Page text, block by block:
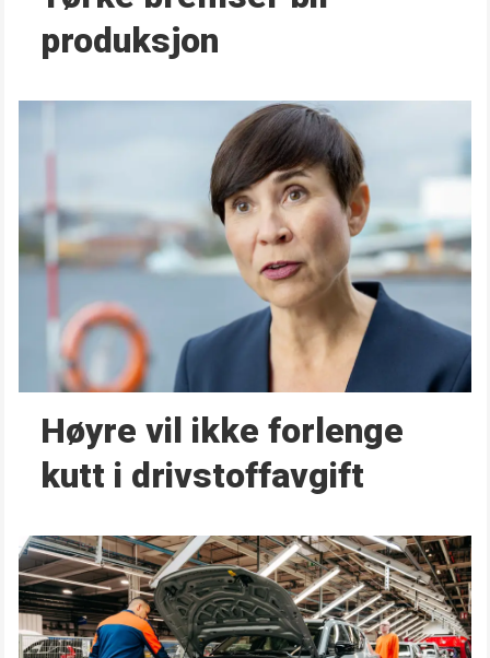
produksjon
Høyre vil ikke forlenge
kutt i drivstoffavgift